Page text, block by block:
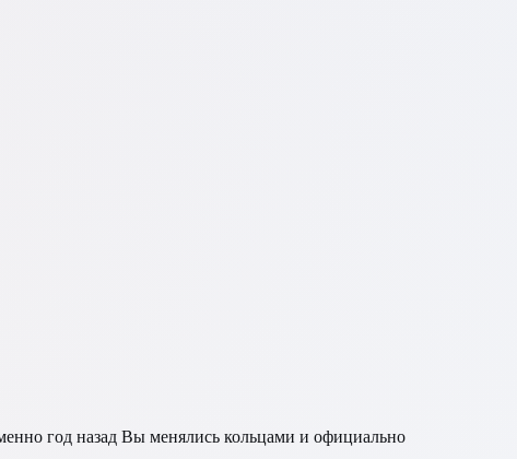
год назад Вы менялись кольцами и официально